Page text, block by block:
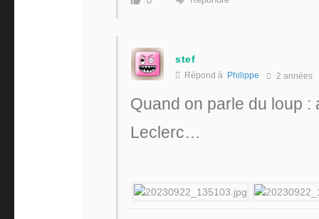
stef
Répond à Philippe 2 années
Quand on parle du loup :
Leclerc…